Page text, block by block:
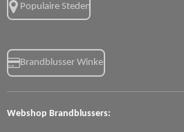
Populaire Steden
Brandblusser Winkel
Webshop Brandblussers: